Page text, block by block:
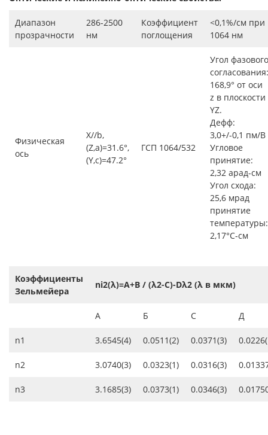
Диапазон
прозрачности
286-2500
нм
Коэффициент
поглощения
<0,1%/см при
1064 нм
Физическая
ось
X//b,
(Z,a)=31.6°,
(Y,c)=47.2°
ГСП 1064/532
Угол фазового
согласования:
168,9° от оси
z в плоскости
YZ.
Дефф:
3,0+/-0,1 пм/В
Угловое
принятие:
2,32 арад-см
Угол схода:
25,6 мрад
принятие
температуры:
2,17°C-см
Коэффициенты
Зельмейера
ni2(λ)=A+B / (λ2-C)-Dλ2 (λ в мкм)
A Б C Д
n1 3.6545(4) 0.0511(2) 0.0371(3)
n2 3.0740(3) 0.0323(1) 0.0316(3)
n3 3.1685(3) 0.0373(1) 0.0346(3)